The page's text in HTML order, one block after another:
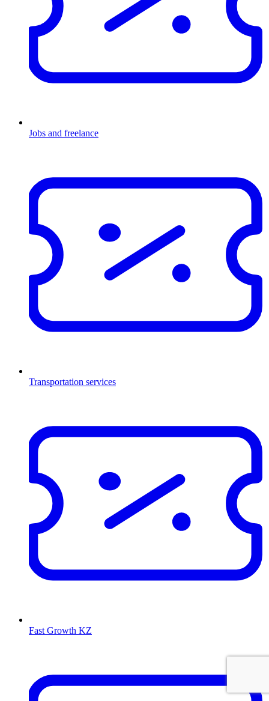
Jobs and freelance
Transportation services
Fast Growth KZ